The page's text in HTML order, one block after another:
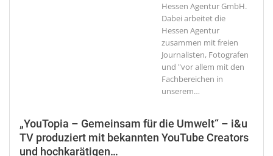
Hessen Agentur GmbH.
Dabei arbeitet die
Hessen Agentur
zusammen mit freien
Journalisten, Fotografen
und "vor allem mit den
Fachbereichen in
unserem…
„YouTopia – Gemeinsam für die Umwelt“ – i&u
TV produziert mit bekannten YouTube Creators
und hochkarätigen…